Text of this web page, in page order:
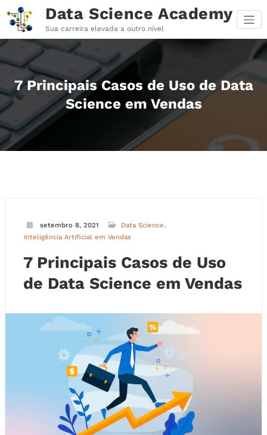
para
conteúdo
Data Science Academy
Sua carreira elevada a outro nível
7 Principais Casos de Uso de Data
Science em Vendas
setembro 8, 2021
Data Science
Inteligência Artificial em Vendas
7 Principais Casos de Uso
de Data Science em Vendas